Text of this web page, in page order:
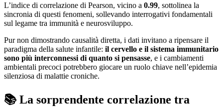
L’indice di correlazione di Pearson, vicino a 0.99, sottolinea la
sincronia di questi fenomeni, sollevando interrogativi fondamentali
sul legame tra immunità e neurosviluppo.
Pur non dimostrando causalità diretta, i dati invitano a ripensare il
paradigma della salute infantile: il cervello e il sistema immunitario
sono più interconnessi di quanto si pensasse, e i cambiamenti
ambientali precoci potrebbero giocare un ruolo chiave nell’epidemia
silenziosa di malattie croniche.
📚 La sorprendente correlazione tra